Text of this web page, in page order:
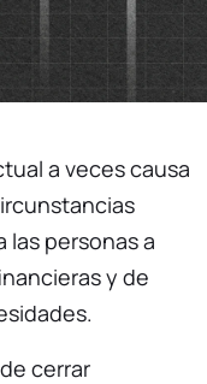
a veces causa
las personas a
y de
cerrar